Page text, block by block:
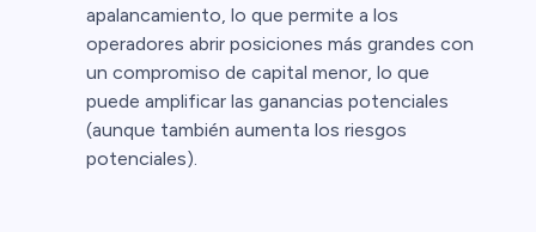
apalancamiento, lo que permite a los
operadores abrir posiciones más grandes con
un compromiso de capital menor, lo que
puede amplificar las ganancias potenciales
(aunque también aumenta los riesgos
potenciales).